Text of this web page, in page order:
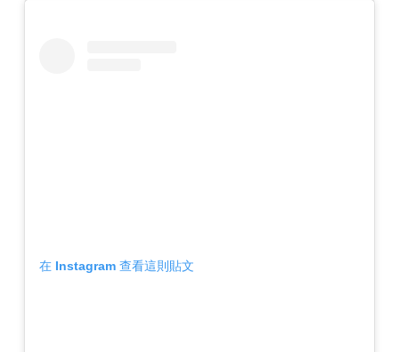
在 Instagram 查看這則貼文